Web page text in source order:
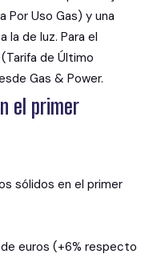
Por Uso Gas) y una
la de luz. Para el
de Último
Gas & Power.
el primer
sólidos en el primer
euros (+6% respecto